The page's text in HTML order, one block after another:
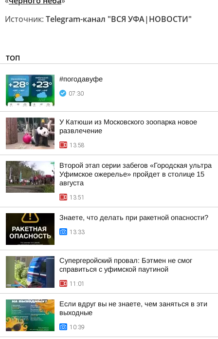
Источник: Telegram-канал "ВСЯ УФА|НОВОСТИ"
ТОП
#погодавуфе
07:30
У Катюши из Московского зоопарка новое
развлечение
13:58
Второй этап серии забегов «Городская ультра
Уфимское ожерелье» пройдет в столице 15
августа
13:51
Знаете, что делать при ракетной опасности?
13:33
Супергеройский провал: Бэтмен не смог
справиться с уфимской паутиной
11:01
Если вдруг вы не знаете, чем заняться в эти
выходные
10:39